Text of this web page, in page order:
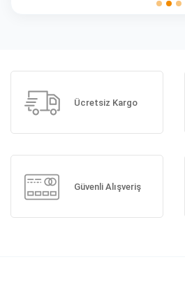
Ücretsiz Kargo
Güvenli Alışveriş